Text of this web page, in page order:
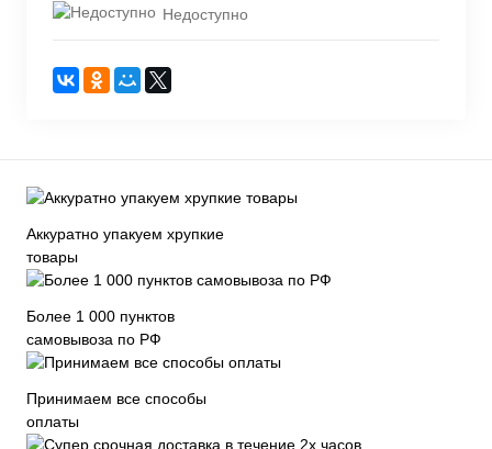
Недоступно
Аккуратно упакуем хрупкие
товары
Более 1 000 пунктов
самовывоза по РФ
Принимаем все способы
оплаты